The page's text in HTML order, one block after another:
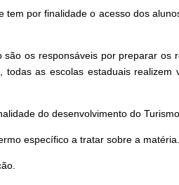
tem por finalidade o acesso dos
os responsáveis por preparar
as escolas estaduais
do desenvolvimento do
específico a tratar sobre a matéria.